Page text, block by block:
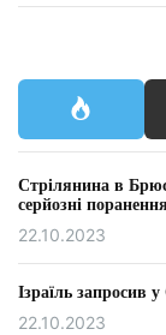
Стрілянина в
серйозні поранення
22.10.2023
Ізраїль запросив
22.10.2023